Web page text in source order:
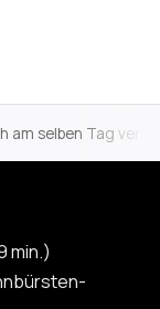
am selben Tag
min.)